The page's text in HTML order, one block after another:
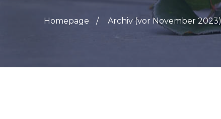
Homepage Archiv (vor November 2023)